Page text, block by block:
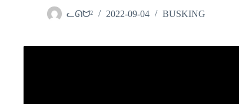
ᓚᘏᗢ² 2022-09-04 BUSKING